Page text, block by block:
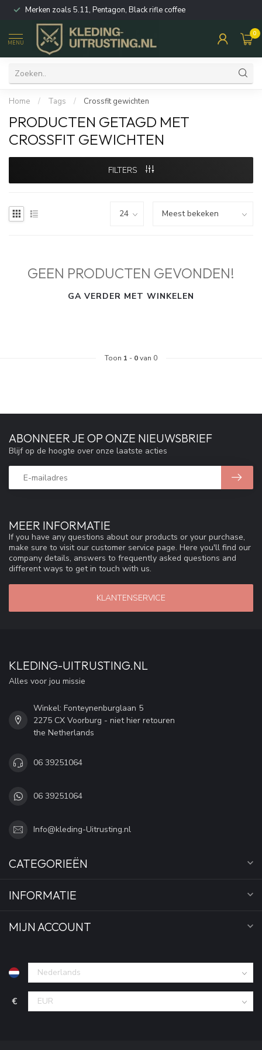
Merken zoals 5.11, Pentagon, Black rifle coffee
MENU
0
Home / Tags / Crossfit gewichten
PRODUCTEN GETAGD MET
CROSSFIT GEWICHTEN
FILTERS
GEEN PRODUCTEN GEVONDEN!
GA VERDER MET WINKELEN
Toon 1 - 0van 0
MEER INFORMATIE
If you have any questions about our products or your purchase,
make sure to visit our customer service page. Here you'll find our
company details, answers to frequently asked questions and
different ways to get in touch with us.
KLANTENSERVICE
ABONNEER JE OP ONZE NIEUWSBRIEF
Blijf op de hoogte over onze laatste acties
KLEDING-UITRUSTING.NL
Alles voor jou missie
Winkel: Fonteynenburglaan 5
2275 CX Voorburg - niet hier retouren
the Netherlands
06 39251064
06 39251064
Info@kleding-Uitrusting.nl
CATEGORIEËN
INFORMATIE
MIJN ACCOUNT
€